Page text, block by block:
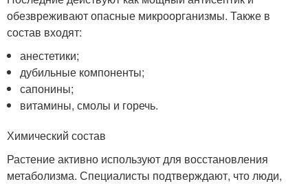
обезвреживают опасные микроорганизмы. Также в
состав входят:
анестетики;
дубильные компоненты;
сапонины;
витамины, смолы и горечь.
Химический состав
Растение активно используют для восстановления
метаболизма. Специалисты подтверждают, что люди,